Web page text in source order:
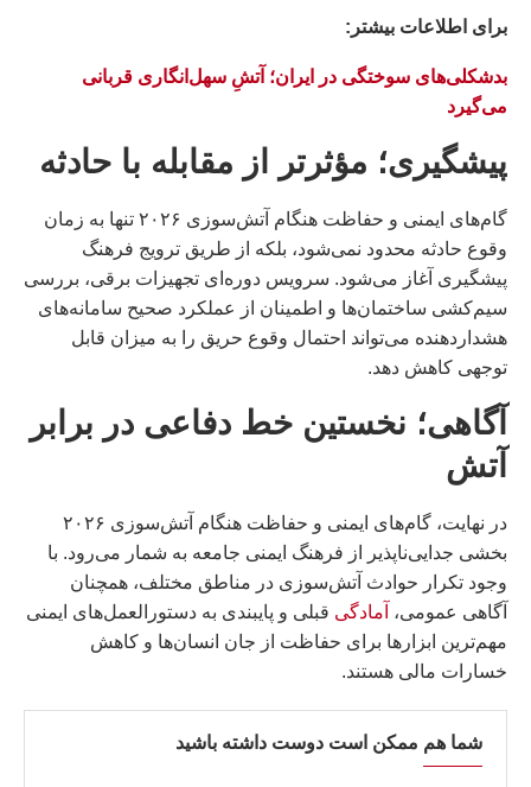
براى اطلاعات بيشتر:
بدشکلی‌های سوختگی در ایران؛ آتشِ سهل‌انگاری قربانی
می‌گیرد
پیشگیری؛ مؤثرتر از مقابله با حادثه
گام‌های ایمنی و حفاظت هنگام آتش‌سوزی ۲۰۲۶ تنها به زمان
وقوع حادثه محدود نمی‌شود، بلکه از طریق ترویج فرهنگ
پیشگیری آغاز می‌شود. سرویس دوره‌ای تجهیزات برقی، بررسی
سیم‌کشی ساختمان‌ها و اطمینان از عملکرد صحیح سامانه‌های
هشداردهنده می‌تواند احتمال وقوع حریق را به میزان قابل
توجهی کاهش دهد.
آگاهی؛ نخستین خط دفاعی در برابر
آتش
در نهایت، گام‌های ایمنی و حفاظت هنگام آتش‌سوزی ۲۰۲۶
بخشی جدایی‌ناپذیر از فرهنگ ایمنی جامعه به شمار می‌رود. با
وجود تکرار حوادث آتش‌سوزی در مناطق مختلف، همچنان
آگاهی عمومی، آمادگی قبلی و پایبندی به دستورالعمل‌های ایمنی
مهم‌ترین ابزارها برای حفاظت از جان انسان‌ها و کاهش
خسارات مالی هستند.
شما هم ممکن است دوست داشته باشید